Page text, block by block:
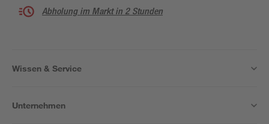
Abholung im Markt in 2 Stunden
Wissen & Service
Unternehmen